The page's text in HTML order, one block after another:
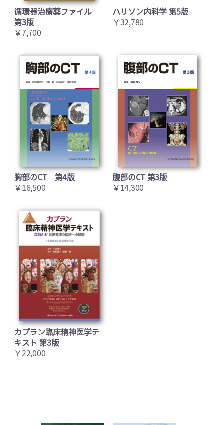
循環器治療薬ファイル
第3版
￥7,700
ハリソン内科学 第5版
￥32,780
胸部のCT 第4版
￥16,500
腹部のCT 第3版
￥14,300
カプラン臨床精神医学テ
キスト 第3版
￥22,000